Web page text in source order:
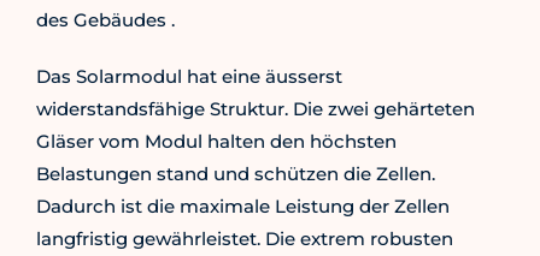
des Gebäudes .
Das Solarmodul hat eine äusserst
widerstandsfähige Struktur. Die zwei gehärteten
Gläser vom Modul halten den höchsten
Belastungen stand und schützen die Zellen.
Dadurch ist die maximale Leistung der Zellen
langfristig gewährleistet. Die extrem robusten